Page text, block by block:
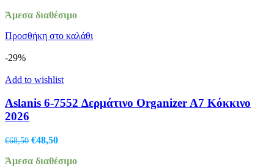
was:
τιμή
€48,50.
Άμεσα διαθέσιμο
Προσθήκη στο καλάθι
-29%
Add to wishlist
Aslanis 6-7552 Δερμάτινο Organizer A7 Κόκκινο
2026
€68,50 Original
was:
€48,50Η
τιμή
Άμεσα διαθέσιμο